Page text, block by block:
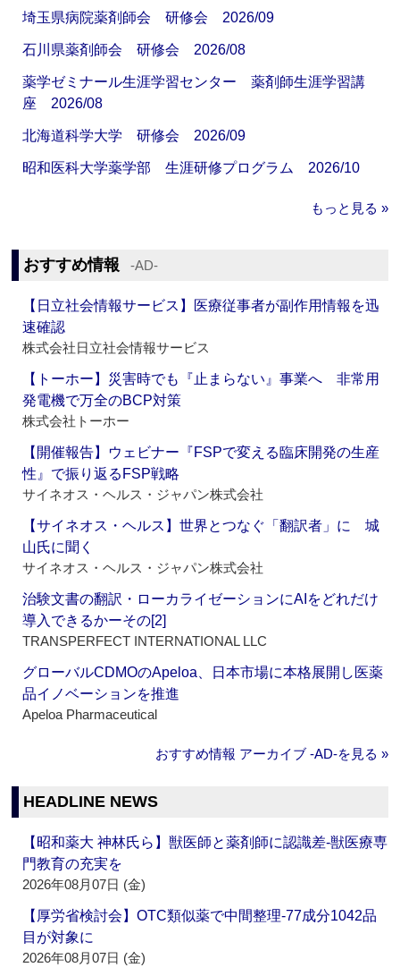
埼玉県病院薬剤師会 研修会 2026/09
石川県薬剤師会 研修会 2026/08
薬学ゼミナール生涯学習センター 薬剤師生涯学習講
座 2026/08
北海道科学大学 研修会 2026/09
昭和医科大学薬学部 生涯研修プログラム 2026/10
もっと見る »
おすすめ情報 ‐AD‐
【日立社会情報サービス】医療従事者が副作用情報を迅
速確認
株式会社日立社会情報サービス
【トーホー】災害時でも『止まらない』事業へ 非常用
発電機で万全のBCP対策
株式会社トーホー
【開催報告】ウェビナー『FSPで変える臨床開発の生産
性』で振り返るFSP戦略
サイネオス・ヘルス・ジャパン株式会社
【サイネオス・ヘルス】世界とつなぐ「翻訳者」に 城
山氏に聞く
サイネオス・ヘルス・ジャパン株式会社
治験文書の翻訳・ローカライゼーションにAIをどれだけ
導入できるかーその[2]
TRANSPERFECT INTERNATIONAL LLC
グローバルCDMOのApeloa、日本市場に本格展開し医薬
品イノベーションを推進
Apeloa Pharmaceutical
おすすめ情報 アーカイブ ‐AD‐を見る »
HEADLINE NEWS
【昭和薬大 神林氏ら】獣医師と薬剤師に認識差‐獣医療専
門教育の充実を
2026年08月07日 (金)
【厚労省検討会】OTC類似薬で中間整理‐77成分1042品
目が対象に
2026年08月07日 (金)